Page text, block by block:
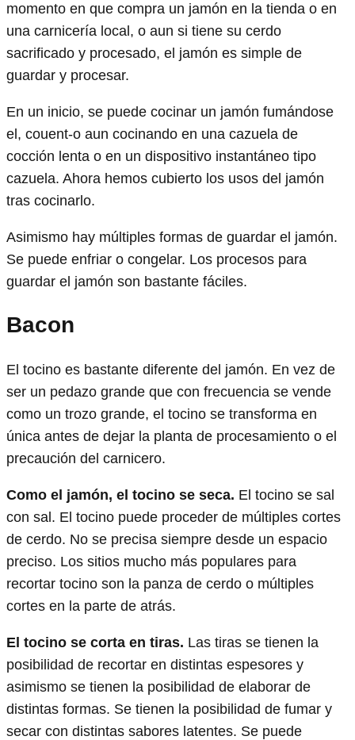
momento en que compra un jamón en la tienda o en
una carnicería local, o aun si tiene su cerdo
sacrificado y procesado, el jamón es simple de
guardar y procesar.
En un inicio, se puede cocinar un jamón fumándose
el, couent-o aun cocinando en una cazuela de
cocción lenta o en un dispositivo instantáneo tipo
cazuela. Ahora hemos cubierto los usos del jamón
tras cocinarlo.
Asimismo hay múltiples formas de guardar el jamón.
Se puede enfriar o congelar. Los procesos para
guardar el jamón son bastante fáciles.
Bacon
El tocino es bastante diferente del jamón. En vez de
ser un pedazo grande que con frecuencia se vende
como un trozo grande, el tocino se transforma en
única antes de dejar la planta de procesamiento o el
precaución del carnicero.
Como el jamón, el tocino se seca. El tocino se sal
con sal. El tocino puede proceder de múltiples cortes
de cerdo. No se precisa siempre desde un espacio
preciso. Los sitios mucho más populares para
recortar tocino son la panza de cerdo o múltiples
cortes en la parte de atrás.
El tocino se corta en tiras. Las tiras se tienen la
posibilidad de recortar en distintas espesores y
asimismo se tienen la posibilidad de elaborar de
distintas formas. Se tienen la posibilidad de fumar y
secar con distintas sabores latentes. Se puede